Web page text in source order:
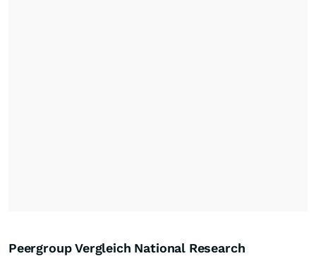
Peergroup Vergleich National Research